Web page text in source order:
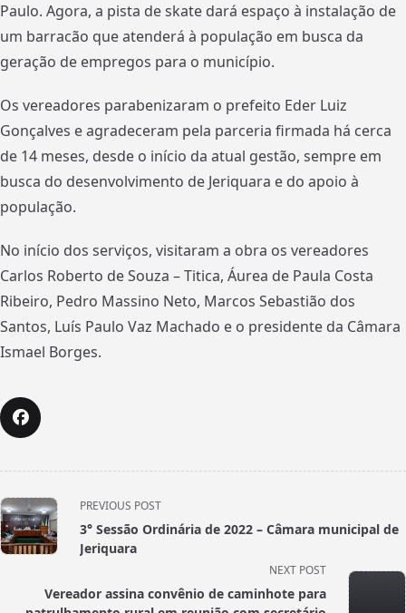
Paulo. Agora, a pista de skate dará espaço à instalação de
um barracão que atenderá à população em busca da
geração de empregos para o município.
Os vereadores parabenizaram o prefeito Eder Luiz
Gonçalves e agradeceram pela parceria firmada há cerca
de 14 meses, desde o início da atual gestão, sempre em
busca do desenvolvimento de Jeriquara e do apoio à
população.
No início dos serviços, visitaram a obra os vereadores
Carlos Roberto de Souza – Titica, Áurea de Paula Costa
Ribeiro, Pedro Massino Neto, Marcos Sebastião dos
Santos, Luís Paulo Vaz Machado e o presidente da Câmara
Ismael Borges.
<span
class="nav-
subtitle
reader-
PREVIOUS POST
3° Sessão Ordinária de 2022 – Câmara municipal de
Jeriquara
NEXT POST
Vereador assina convênio de caminhote para